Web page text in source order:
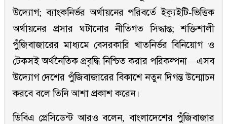
উদ্যোগ; ব্যাংকনির্ভর অর্থায়নের পরিবর্তে ইক্যুইটি-ভিত্তিক
অর্থায়নের প্রসার ঘটানোর নীতিগত সিদ্ধান্ত; শক্তিশালী
পুঁজিবাজারের মাধ্যমে বেসরকারি খাতনির্ভর বিনিয়োগ ও
টেকসই অর্থনৈতিক প্রবৃদ্ধি নিশ্চিত করার পরিকল্পনা—এসব
উদ্যোগ দেশের পুঁজিবাজারের বিকাশে নতুন দিগন্ত উন্মোচন
করবে বলে তিনি আশা প্রকাশ করেন।
ডিবিএ প্রেসিডেন্ট আরও বলেন, বাংলাদেশের পুঁজিবাজার